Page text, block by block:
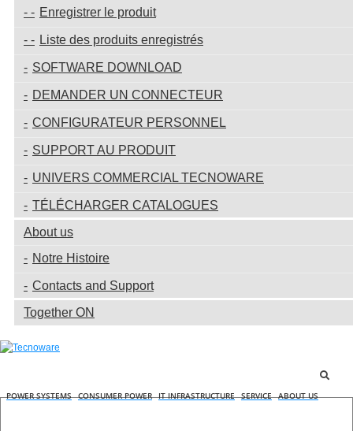
Enregistrer le produit
Liste des produits enregistrés
SOFTWARE DOWNLOAD
DEMANDER UN CONNECTEUR
CONFIGURATEUR PERSONNEL
SUPPORT AU PRODUIT
UNIVERS COMMERCIAL TECNOWARE
TÉLÉCHARGER CATALOGUES
About us
Notre Histoire
Contacts and Support
Together ON
POWER SYSTEMS CONSUMER POWER IT INFRASTRUCTURE SERVICE ABOUT US